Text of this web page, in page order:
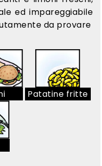
ed impareggiabile
da provare
Patatine fritte